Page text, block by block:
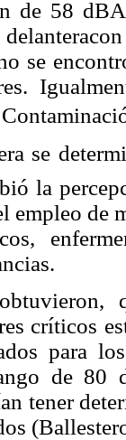
de 58
se
se
la
de
críticos
para
de 80
tener